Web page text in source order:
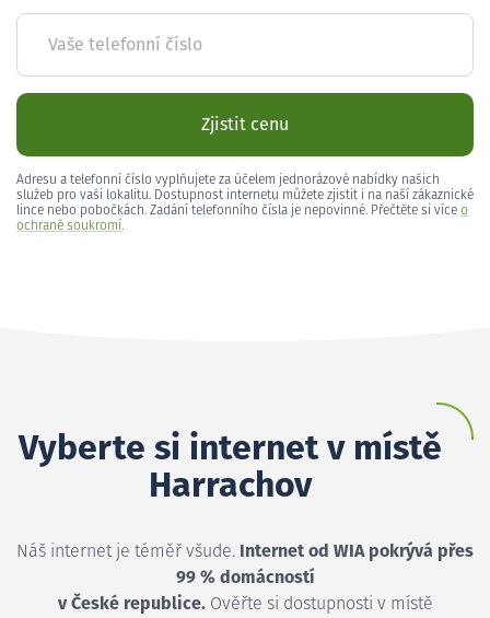
Vaše telefonní číslo
Zjistit cenu
Adresu a telefonní číslo vyplňujete za účelem jednorázové nabídky našich
služeb pro vaši lokalitu. Dostupnost internetu můžete zjistit i na naší zákaznické
lince nebo pobočkách. Zadání telefonního čísla je nepovinné. Přečtěte si více o
ochraně soukromí.
Vyberte si internet v místě
Harrachov
Náš internet je téměř všude. Internet od WIA pokrývá přes
99 % domácností
v České republice.Ověřte si dostupnosti v místě